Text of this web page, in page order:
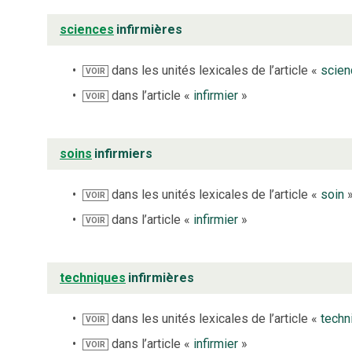
sciences infirmières
VOIR dans les unités lexicales de l’article «
VOIR dans l’article « infirmier »
soins infirmiers
VOIR dans les unités lexicales de l’article « soin »
VOIR dans l’article « infirmier »
techniques infirmières
VOIR dans les unités lexicales de l’article «
VOIR dans l’article « infirmier »